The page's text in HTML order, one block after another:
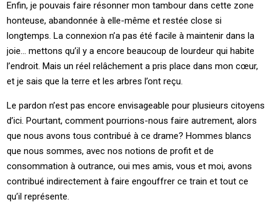
Enfin, je pouvais faire résonner mon tambour dans cette zone
honteuse, abandonnée à elle-même et restée close si
longtemps. La connexion n’a pas été facile à maintenir dans la
joie… mettons qu’il y a encore beaucoup de lourdeur qui habite
l’endroit. Mais un réel relâchement a pris place dans mon cœur,
et je sais que la terre et les arbres l’ont reçu.
Le pardon n’est pas encore envisageable pour plusieurs citoyens
d’ici. Pourtant, comment pourrions-nous faire autrement, alors
que nous avons tous contribué à ce drame? Hommes blancs
que nous sommes, avec nos notions de profit et de
consommation à outrance, oui mes amis, vous et moi, avons
contribué indirectement à faire engouffrer ce train et tout ce
qu’il représente.